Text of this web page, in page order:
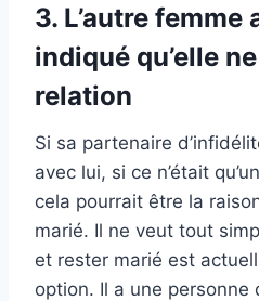
3. L’autre
indiqué qu’elle
relation
Si sa partenaire
avec lui, si ce n’était
cela pourrait être la
marié. Il ne veut tout
et rester marié est
option. Il a une personne